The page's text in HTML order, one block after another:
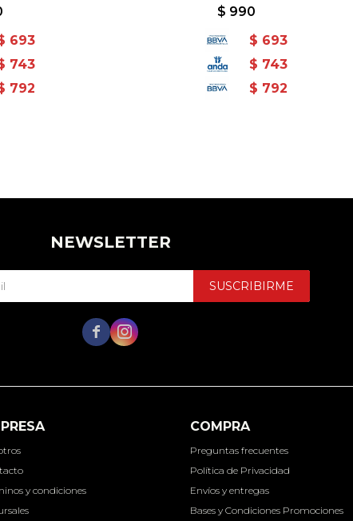
693
743
792
Amarillo
$ 990
$ 693
$ 743
$ 792
y condiciones
COMPRA
Preguntas frecuentes
Política de Privacidad
Envíos y entregas
Bases y Condiciones Promociones
NEWSLETTER
SUSCRIBIRME
 